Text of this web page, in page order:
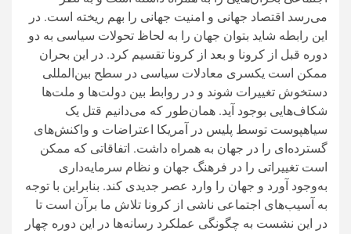
می‌رسد اقتصاد جهانی و امنیت جهانی را بهم ریخته است. در
این رابطه شاید بتوان جهان را به لحاظ تحولات سیاسی به دو
دوره قبل از کرونا و بعد از کرونا تقسیم کرد. در این بحران
ممکن است یکسری معادلات سیاسی در سطح بین‌المللی
دستخوش تغییرات شوند و در روابط بین دولت‌ها و ملت‌ها
شکاف‌هایی بوجود آید. همان‌طور که می‌دانیم قتل یک
سیاهپوست توسط پلیس در آمریکا اعتراضات و واکنش‌های
گسترده‌ای را در جهان به همراه داشت. اتفاقاتی که ممکن
است تغییراتی را در فرهنگ جهان و نظام سرمایه‌داری
به‌وجود آورد و جهان را وارد عصر جدیدی کند. بنابراین با توجه
به آسیب‌های اجتماعی ناشی از کرونا تلاش ما برآن است تا
در این نشست به چگونگی عملکرد رسانه‌ها در این دوره چهار